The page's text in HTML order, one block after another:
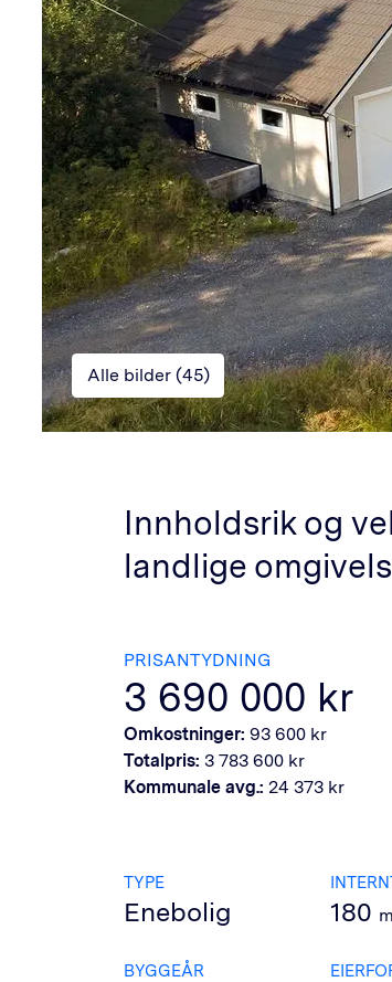
Alle bilder (45)
Innholdsrik og
landlige
PRISANTYDNING
3 690 000 kr
Omkostninger: 93 600 kr
Totalpris: 3 783 600 kr
Kommunale avg.: 24 373 kr
TYPE
Enebolig 180
BYGGEÅR